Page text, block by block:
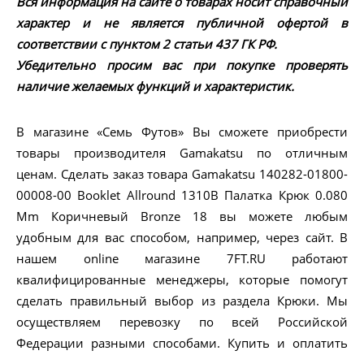
характер и не является публичной офертой в
соответствии с пунктом 2 статьи 437 ГК РФ.
Убедительно просим вас при покупке проверять
наличие желаемых функций и характеристик.
В магазине «Семь Футов» Вы сможете приобрести
товары производителя Gamakatsu по отличным
ценам. Сделать заказ товара Gamakatsu 140282-01800-
00008-00 Booklet Allround 1310B Палатка Крюк 0.080
Mm Коричневый Bronze 18 вы можете любым
удобным для вас способом, например, через сайт. В
нашем online магазине 7FT.RU работают
квалифицированные менеджеры, которые помогут
сделать правильный выбор из раздела Крюки. Мы
осуществляем перевозку по всей Российской
Федерации разными способами. Купить и оплатить